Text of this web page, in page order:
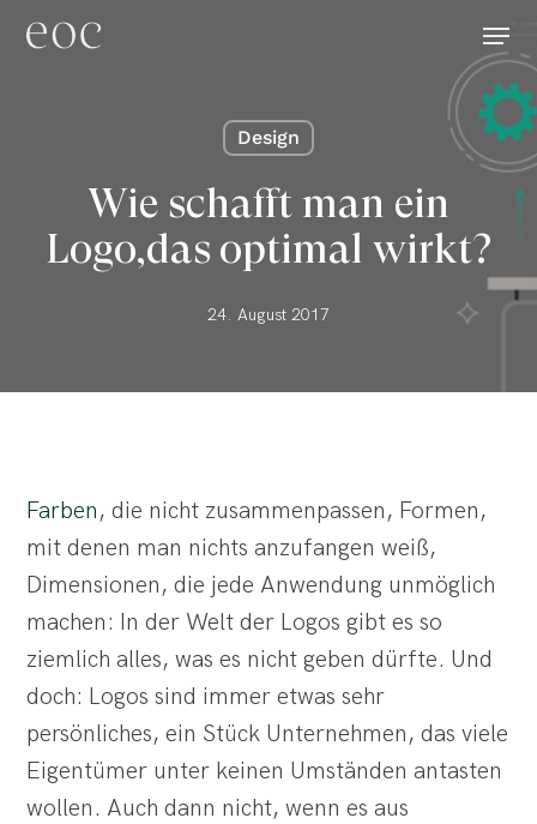
Skip
Menu
Design
Wie schafft man ein
Logo,das optimal wirkt?
24. August 2017
Farben, die nicht zusammenpassen, Formen,
mit denen man nichts anzufangen weiß,
Dimensionen, die jede Anwendung unmöglich
machen: In der Welt der Logos gibt es so
ziemlich alles, was es nicht geben dürfte. Und
doch: Logos sind immer etwas sehr
persönliches, ein Stück Unternehmen, das viele
Eigentümer unter keinen Umständen antasten
wollen. Auch dann nicht, wenn es aus